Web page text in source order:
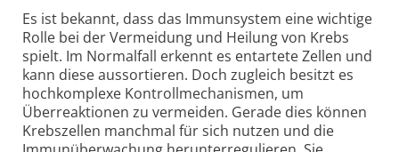
Es ist bekannt, dass das Immunsystem eine wichtige
Rolle bei der Vermeidung und Heilung von Krebs
spielt. Im Normalfall erkennt es entartete Zellen und
kann diese aussortieren. Doch zugleich besitzt es
hochkomplexe Kontrollmechanismen, um
Überreaktionen zu vermeiden. Gerade dies können
Krebszellen manchmal für sich nutzen und die